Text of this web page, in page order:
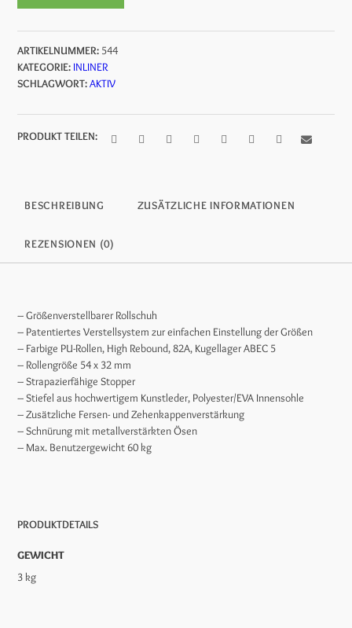
Rollschuh
Disco
türkis
Gr.
38
Menge
ARTIKELNUMMER: 544
KATEGORIE: INLINER
SCHLAGWORT:AKTIV
PRODUKT TEILEN:
BESCHREIBUNG ZUSÄTZLICHE INFORMATIONEN
REZENSIONEN (0)
– Größenverstellbarer Rollschuh
– Patentiertes Verstellsystem zur einfachen Einstellung der Größen
– Farbige PU-Rollen, High Rebound, 82A, Kugellager ABEC 5
– Rollengröße 54 x 32 mm
– Strapazierfähige Stopper
– Stiefel aus hochwertigem Kunstleder, Polyester/EVA Innensohle
– Zusätzliche Fersen- und Zehenkappenverstärkung
– Schnürung mit metallverstärkten Ösen
– Max. Benutzergewicht 60 kg
PRODUKTDETAILS
GEWICHT
3 kg